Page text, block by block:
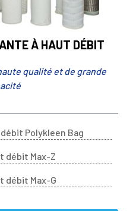
À HAUT DÉBIT
qualité et de grande
Polykleen Bag
débit Max-Z
débit Max-G